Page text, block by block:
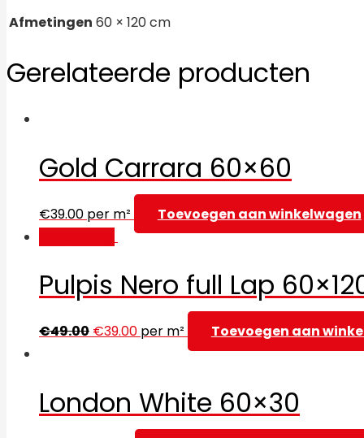
Afmetingen 60 × 120 cm
Gerelateerde producten
Gold Carrara 60×60
€39.00 per m²
Toevoegen aan winkelwagen
Pulpis Nero full Lap
€49.00 €39.00 per m² Toevoegen aan
London White 60×30